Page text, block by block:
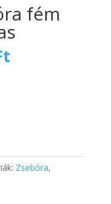
fém
Zsebóra,